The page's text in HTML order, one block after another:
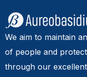
We aim to maintain
of people and
through our